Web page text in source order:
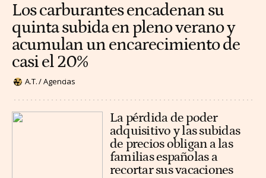
Los carburantes encadenan su
quinta subida en pleno verano y
acumulan un encarecimiento de
casi el 20%
A.T. / Agencias
La pérdida de poder
adquisitivo y las subidas
de precios obligan a las
familias españolas a
recortar sus vacaciones